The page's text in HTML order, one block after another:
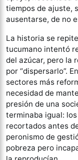
tiempos de ajuste,
ausentarse, de no
La historia se
tucumano intentó
del azúcar, pero la
por “dispersarlo”.
sectores más
necesidad de
presión de una
terminaba igual:
recortados antes
peronismo de
pobreza pero